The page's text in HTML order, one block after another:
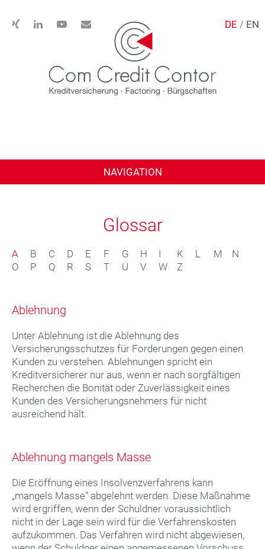
DE / EN
NAVIGATION
Glossar
A B C D E F G H I K L M
N
O
P Q R S T U V W Z
Ablehnung
Unter Ablehnung ist die Ablehnung des
Versicherungsschutzes für Forderungen gegen einen
Kunden zu verstehen. Ablehnungen spricht ein
Kreditversicherer nur aus, wenn er nach sorgfältigen
Recherchen die Bonität oder Zuverlässigkeit eines
Kunden des Versicherungsnehmers für nicht
ausreichend hält.
Ablehnung mangels Masse
Die Eröffnung eines Insolvenzverfahrens kann
„mangels Masse“ abgelehnt werden. Diese Maßnahme
wird ergriffen, wenn der Schuldner voraussichtlich
nicht in der Lage sein wird für die Verfahrenskosten
aufzukommen. Das Verfahren wird nicht abgewiesen,